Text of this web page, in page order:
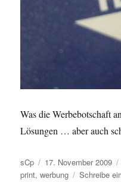
Was die Werbebotschaft
Lösungen … aber auch
Autor
sCp
Veröffentlicht
am
17. November 2009
print,werbung Schreibe